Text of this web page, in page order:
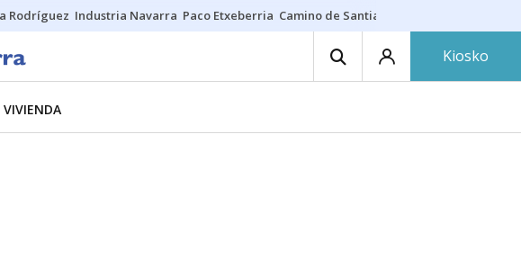
Rodríguez Industria Navarra Paco Etxeberria Camino de Santiago
Kiosko
VIVIENDA